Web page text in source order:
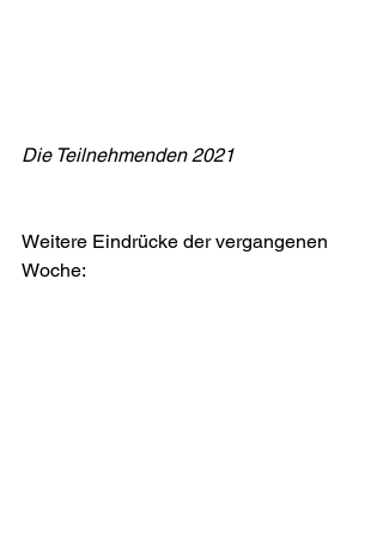
Die Teilnehmenden 2021
Weitere Eindrücke der vergangenen
Woche: